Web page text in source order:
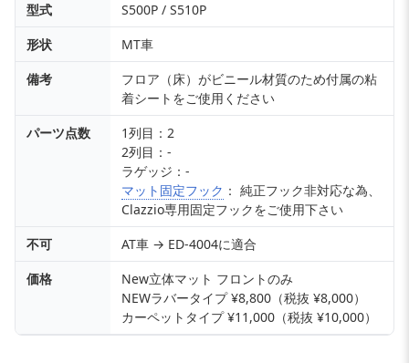
型式
S500P / S510P
形状
MT車
備考
フロア（床）がビニール材質のため付属の粘
着シートをご使用ください
パーツ点数
1列目：2
2列目：-
ラゲッジ：-
マット固定フック ： 純正フック非対応な為、
Clazzio専用固定フックをご使用下さい
不可
AT車 → ED-4004に適合
価格
New立体マット フロントのみ
NEWラバータイプ ¥8,800（税抜 ¥8,000）
カーペットタイプ ¥11,000（税抜 ¥10,000）